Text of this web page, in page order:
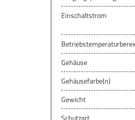
Einschaltstrom
Gehäuse
Gehäusefarbe(n)
Gewicht
Schutzart